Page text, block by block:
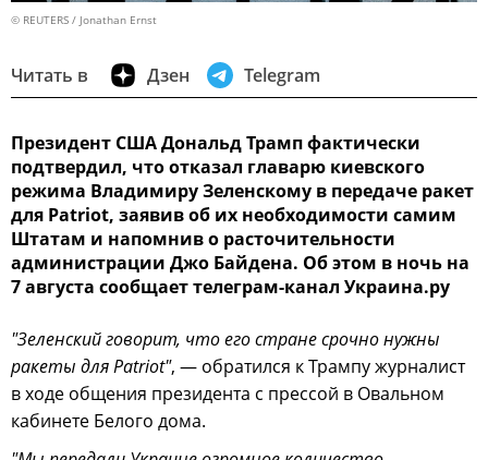
© REUTERS / Jonathan Ernst
Читать в Дзен Telegram
Президент США Дональд Трамп фактически
подтвердил, что отказал главарю киевского
режима Владимиру Зеленскому в передаче ракет
для Patriot, заявив об их необходимости самим
Штатам и напомнив о расточительности
администрации Джо Байдена. Об этом в ночь на
7 августа сообщает телеграм-канал Украина.ру
"Зеленский говорит, что его стране срочно нужны
ракеты для Patriot", — обратился к Трампу журналист
в ходе общения президента с прессой в Овальном
кабинете Белого дома.